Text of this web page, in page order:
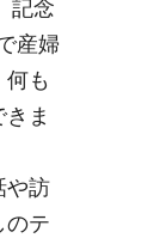
記念
産婦
も
ま
や訪
のテ